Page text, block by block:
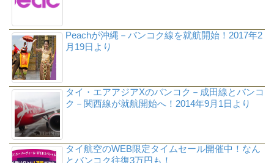
Peachが沖縄－バンコク線を就航開始！2017年2
月19日より
タイ・エアアジアXのバンコク－成田線とバンコ
ク－関西線が就航開始へ！2014年9月1日より
タイ航空のWEB限定タイムセール開催中！なん
とバンコク往復3万円も！